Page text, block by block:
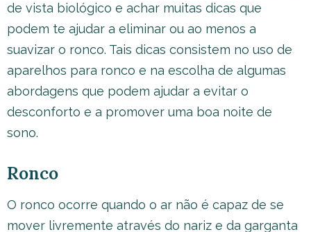
de vista biológico e achar muitas dicas que
podem te ajudar a eliminar ou ao menos a
suavizar o ronco. Tais dicas consistem no uso de
aparelhos para ronco e na escolha de algumas
abordagens que podem ajudar a evitar o
desconforto e a promover uma boa noite de
sono.
Ronco
O ronco ocorre quando o ar não é capaz de se
mover livremente através do nariz e da garganta